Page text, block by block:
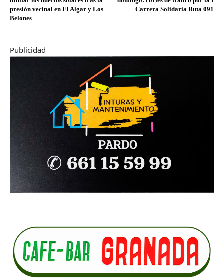
presión vecinal en El Algar y Los
Belones
Carrera Solidaria Ruta 091
Publicidad